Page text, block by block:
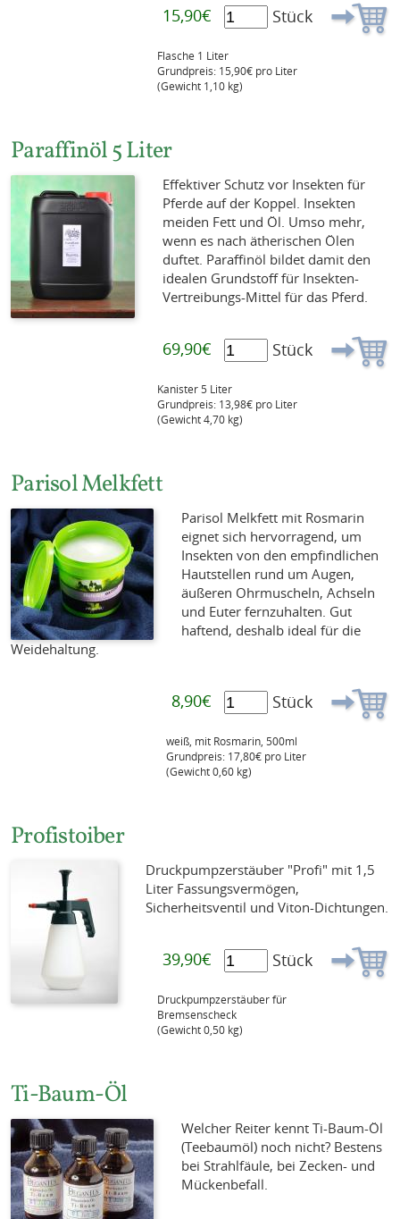
15,90€ Stück
Flasche 1 Liter
Grundpreis: 15,90€ pro Liter
(Gewicht 1,10 kg)
Paraffinöl 5 Liter
Effektiver Schutz vor Insekten für
Pferde auf der Koppel. Insekten
meiden Fett und Öl. Umso mehr,
wenn es nach ätherischen Ölen
duftet. Paraffinöl bildet damit den
idealen Grundstoff für Insekten-
Vertreibungs-Mittel für das Pferd.
69,90€ Stück
Kanister 5 Liter
Grundpreis: 13,98€ pro Liter
(Gewicht 4,70 kg)
Parisol Melkfett
Parisol Melkfett mit Rosmarin
eignet sich hervorragend, um
Insekten von den empfindlichen
Hautstellen rund um Augen,
äußeren Ohrmuscheln, Achseln
und Euter fernzuhalten. Gut
haftend, deshalb ideal für die
Weidehaltung.
8,90€ Stück
weiß, mit Rosmarin, 500ml
Grundpreis: 17,80€ pro Liter
(Gewicht 0,60 kg)
Profistoiber
Druckpumpzerstäuber "Profi" mit 1,5
Liter Fassungsvermögen,
Sicherheitsventil und Viton-Dichtungen.
39,90€ Stück
Druckpumpzerstäuber für
Bremsenscheck
(Gewicht 0,50 kg)
Ti-Baum-Öl
Welcher Reiter kennt Ti-Baum-Öl
(Teebaumöl) noch nicht? Bestens
bei Strahlfäule, bei Zecken- und
Mückenbefall.